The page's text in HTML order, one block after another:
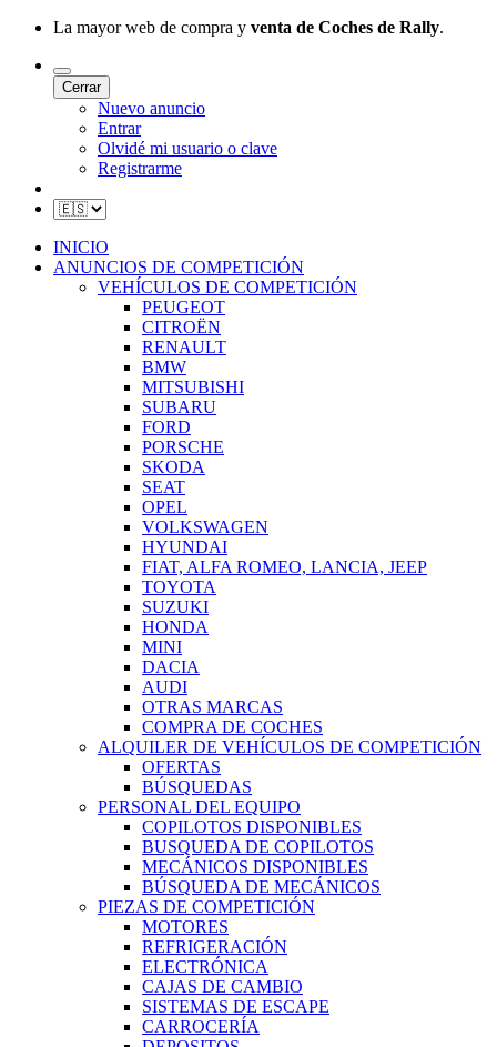
La mayor web de compra y venta de Coches de Rally.
Cerrar
Nuevo anuncio
Entrar
Olvidé mi usuario o clave
Registrarme
INICIO
ANUNCIOS DE COMPETICIÓN
VEHÍCULOS DE COMPETICIÓN
PEUGEOT
CITROËN
RENAULT
BMW
MITSUBISHI
SUBARU
FORD
PORSCHE
SKODA
SEAT
OPEL
VOLKSWAGEN
HYUNDAI
FIAT, ALFA ROMEO, LANCIA, JEEP
TOYOTA
SUZUKI
HONDA
MINI
DACIA
AUDI
OTRAS MARCAS
COMPRA DE COCHES
ALQUILER DE VEHÍCULOS DE COMPETICIÓN
OFERTAS
BÚSQUEDAS
PERSONAL DEL EQUIPO
COPILOTOS DISPONIBLES
BUSQUEDA DE COPILOTOS
MECÁNICOS DISPONIBLES
BÚSQUEDA DE MECÁNICOS
PIEZAS DE COMPETICIÓN
MOTORES
REFRIGERACIÓN
ELECTRÓNICA
CAJAS DE CAMBIO
SISTEMAS DE ESCAPE
CARROCERÍA